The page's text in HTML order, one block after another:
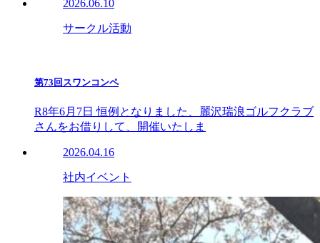
2026.06.10
サークル活動
第73回スワンコンペ
R8年6月7日 恒例となりました、麗沢瑞浪ゴルフクラブ
さんをお借りして、開催いたしま
2026.04.16
社内イベント